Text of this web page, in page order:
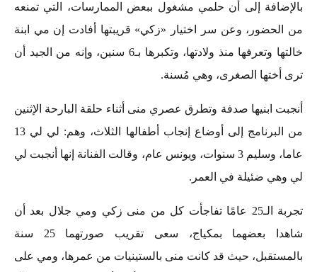
بالإضافة إلى أن حلمي مشغول ببعض الممارسات، التي تمنعه
من الحضور، وعن سر اختيار «زكي» قريبتها أفادت إن مي ابنة
خالتها وتعرفها منذ ولادتها، وتكبرها بـ6 سنين، وإنه من الجيد أن
ترى أختها الصغرى، وهي مُسنة.
أنجبت ابنيها صدفة وتطرق عصري منى أثناء حلقة البارحة الإثنين
من البرنامج إلى أوضاع إنجاب أطفالها الثلاث، وهم: لي لي 13
عاما، وسليم 3 سنوات، ويونس عام، وقالت الفنانة إنها أنجبت لي
لي وهي ضئيلة في العمر.
تجربة الـ25 عامًا تفاجأت كل من منى زكي ومي جلال بعد أن
شاهدا بعضهما بمكياج، سعى تقريب صورتهما 25 سنة
بالمستقبل، حيث قد كانت منى بالستينيات من عمرها، ومي على